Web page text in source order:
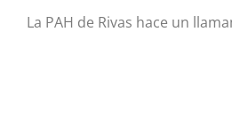
La PAH de Rivas hace un